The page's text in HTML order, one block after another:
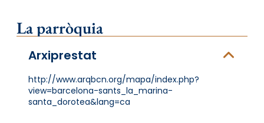
La parròquia
Arxiprestat
http://www.arqbcn.org/mapa/index.php?
view=barcelona-sants_la_marina-
santa_dorotea&lang=ca